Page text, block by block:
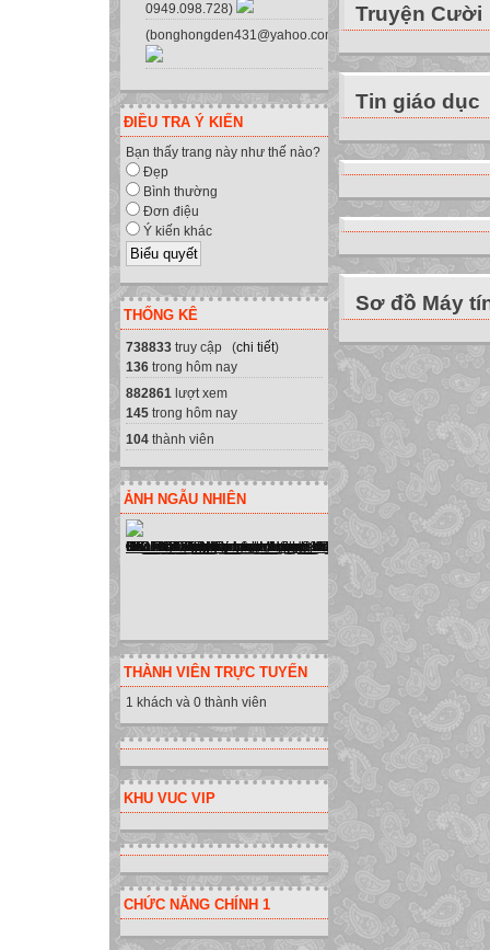
0949.098.728)
(bonghongden431@yahoo.com.vn)
ĐIỀU TRA Ý KIẾN
Bạn thấy trang này như thế nào?
Đẹp
Bình thường
Đơn điệu
Ý kiến khác
THỐNG KÊ
738833 truy cập (chi tiết)
136 trong hôm nay
882861 lượt xem
145 trong hôm nay
104 thành viên
ẢNH NGẪU NHIÊN
THÀNH VIÊN TRỰC TUYẾN
1 khách và 0 thành viên
KHU VUC VIP
CHỨC NĂNG CHÍNH 1
Là một tập hợp
1 2 3 4 5 6 7
Trong đó
Khi tham chiếu
A[6] = 22.
Tên mảng : A
Số phần tử của
Ví dụ:
Kiểu dữ liệu của
22
Cấu trúc khai
Var
: array[ ] of
Chỉ số đầu, chỉ
Chỉ số đầu ≤ chỉ
Ví dụ: Var
Kiểu phần tử:
Ví dụ 1: giả sử
học sinh trong
(khai báo biến
Đọc sách giáo
Ví dụ 2:
Nhập vào nhiệt
Tính và đưa ra
Số lượng ngày
tuần.
Khai báo dữ
Tính tổng
Đếm số phần tử
Khai báo dữ
Nhập mảng tính
Đếm số phần tử
Truyện Cười
Tin giáo dục
Sơ đồ Máy